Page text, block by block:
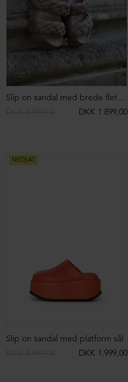
Slip on sandal med brede flettede remme
DKK 1.899,00
NEDSAT
Slip on sandal med platform sål
DKK 1.999,00